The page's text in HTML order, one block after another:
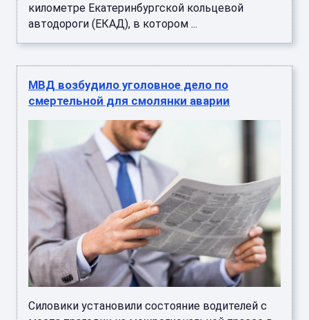
километре Екатеринбургской кольцевой
автодороги (ЕКАД), в котором ...
МВД возбудило уголовное дело по
смертельной для смолянки аварии
Силовики установили состояние водителей с